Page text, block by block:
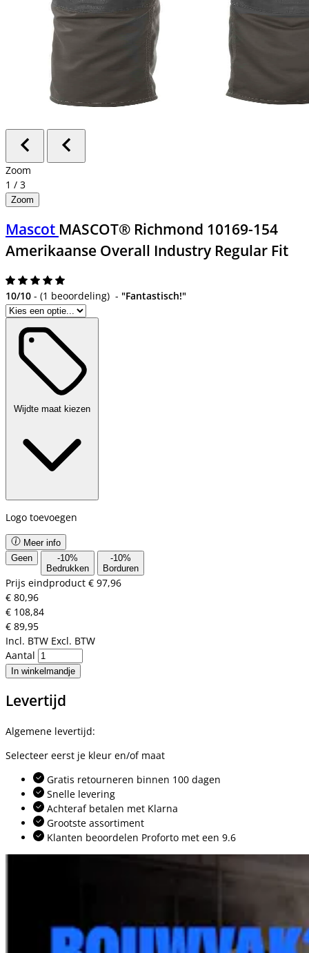
Zoom
1 / 3
Zoom
Mascot MASCOT® Richmond 10169-154
Amerikaanse Overall Industry Regular Fit
10/10 - (1 beoordeling) - "Fantastisch!"
Wijdte maat kiezen
Logo toevoegen
Meer info
Geen
-10%
Bedrukken
-10%
Borduren
Prijs eindproduct € 97,96
€ 80,96
€ 108,84
€ 89,95
Incl. BTW Excl. BTW
Aantal
In winkelmandje
Levertijd
Algemene levertijd:
Selecteer eerst je kleur en/of maat
Gratis retourneren binnen 100 dagen
Snelle levering
Achteraf betalen met Klarna
Grootste assortiment
Klanten beoordelen Proforto met een 9.6